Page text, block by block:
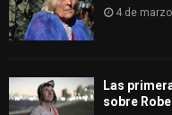
4 de
Las
sobre